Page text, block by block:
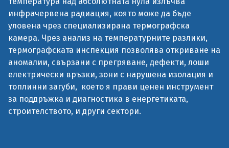
инфрачервена радиация, която може да бъде
уловена чрез специализирана термографска
камера. Чрез анализ на температурните разлики,
термографската инспекция позволява откриване на
аномалии, свързани с прегряване, дефекти, лоши
електрически връзки, зони с нарушена изолация и
топлинни загуби, което я прави ценен инструмент
за поддръжка и диагностика в енергетиката,
строителството, и други сектори.